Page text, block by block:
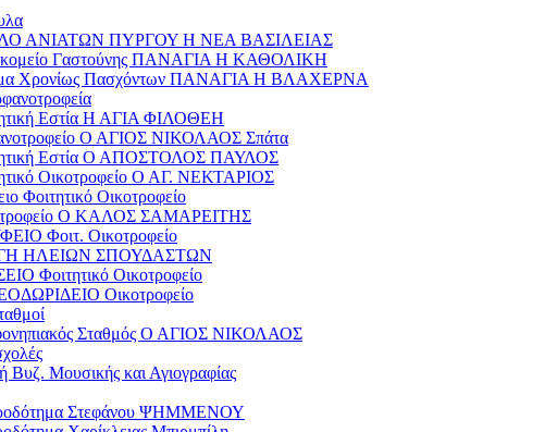
ΑΝΙΑΤΩΝ ΠΥΡΓΟΥ Η ΝΕΑ ΒΑΣΙΛΕΙΑΣ
Γαστούνης ΠΑΝΑΓΙΑ Η ΚΑΘΟΛΙΚΗ
Χρονίως Πασχόντων ΠΑΝΑΓΙΑ Η ΒΛΑΧΕΡΝΑ
Εστία Η ΑΓΙΑ ΦΙΛΟΘΕΗ
Ο ΑΓΙΟΣ ΝΙΚΟΛΑΟΣ Σπάτα
Εστία Ο ΑΠΟΣΤΟΛΟΣ ΠΑΥΛΟΣ
Οικοτροφείο Ο ΑΓ. ΝΕΚΤΑΡΙΟΣ
Φοιτητικό Οικοτροφείο
Ο ΚΑΛΟΣ ΣΑΜΑΡΕΙΤΗΣ
Φοιτ. Οικοτροφείο
ΗΛΕΙΩΝ ΣΠΟΥΔΑΣΤΩΝ
Φοιτητικό Οικοτροφείο
Οικοτροφείο
Σταθμός Ο ΑΓΙΟΣ ΝΙΚΟΛΑΟΣ
Βυζ. Μουσικής και Αγιογραφίας
Στεφάνου ΨΗΜΜΕΝΟΥ